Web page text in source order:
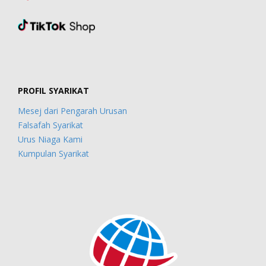
PROFIL SYARIKAT
Mesej dari Pengarah Urusan
Falsafah Syarikat
Urus Niaga Kami
Kumpulan Syarikat